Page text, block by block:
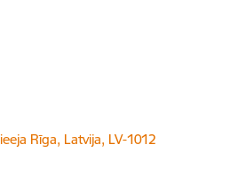
Rīga, Latvija, LV-1012